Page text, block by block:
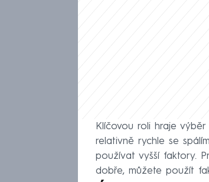
Klíčovou roli hraje
relativně rychle se
používat vyšší faktory.
dobře, můžete použít